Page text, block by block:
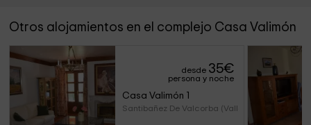
Otros alojamientos en el complejo Casa Valimón
desde 35€
persona y noche
Casa Valimón 1
Santibañez De Valcorba (Valla